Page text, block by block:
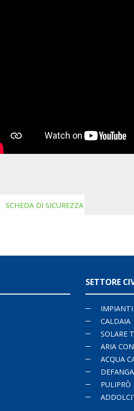
SCHEDA DI SICUREZZA
SETTORE
CALDAIA
SOLARE
ARIA
ACQUA
PULIPRÒ